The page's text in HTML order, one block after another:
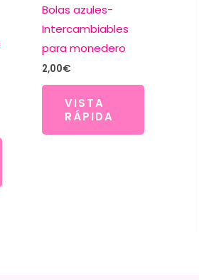
Bolas azules-
Intercambiables
para monedero
2,00€
VISTA
RÁPIDA